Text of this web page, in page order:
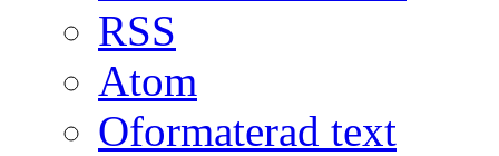
RSS
Atom
Oformaterad text